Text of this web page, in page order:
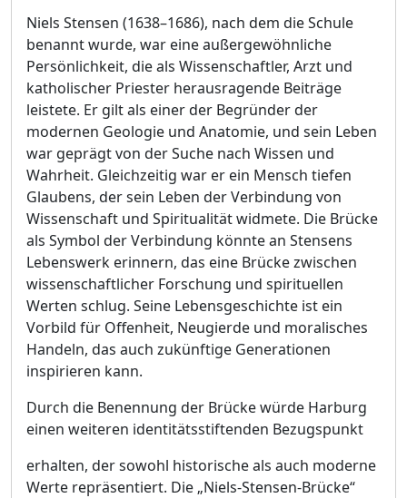
Niels Stensen (1638–1686), nach dem die Schule
benannt wurde, war eine außergewöhnliche
Persönlichkeit, die als Wissenschaftler, Arzt und
katholischer Priester herausragende Beiträge
leistete. Er gilt als einer der Begründer der
modernen Geologie und Anatomie, und sein Leben
war geprägt von der Suche nach Wissen und
Wahrheit. Gleichzeitig war er ein Mensch tiefen
Glaubens, der sein Leben der Verbindung von
Wissenschaft und Spiritualität widmete. Die Brücke
als Symbol der Verbindung könnte an Stensens
Lebenswerk erinnern, das eine Brücke zwischen
wissenschaftlicher Forschung und spirituellen
Werten schlug. Seine Lebensgeschichte ist ein
Vorbild für Offenheit, Neugierde und moralisches
Handeln, das auch zukünftige Generationen
inspirieren kann.
Durch die Benennung der Brücke würde Harburg
einen weiteren identitätsstiftenden Bezugspunkt
erhalten, der sowohl historische als auch moderne
Werte repräsentiert. Die „Niels-Stensen-Brücke“